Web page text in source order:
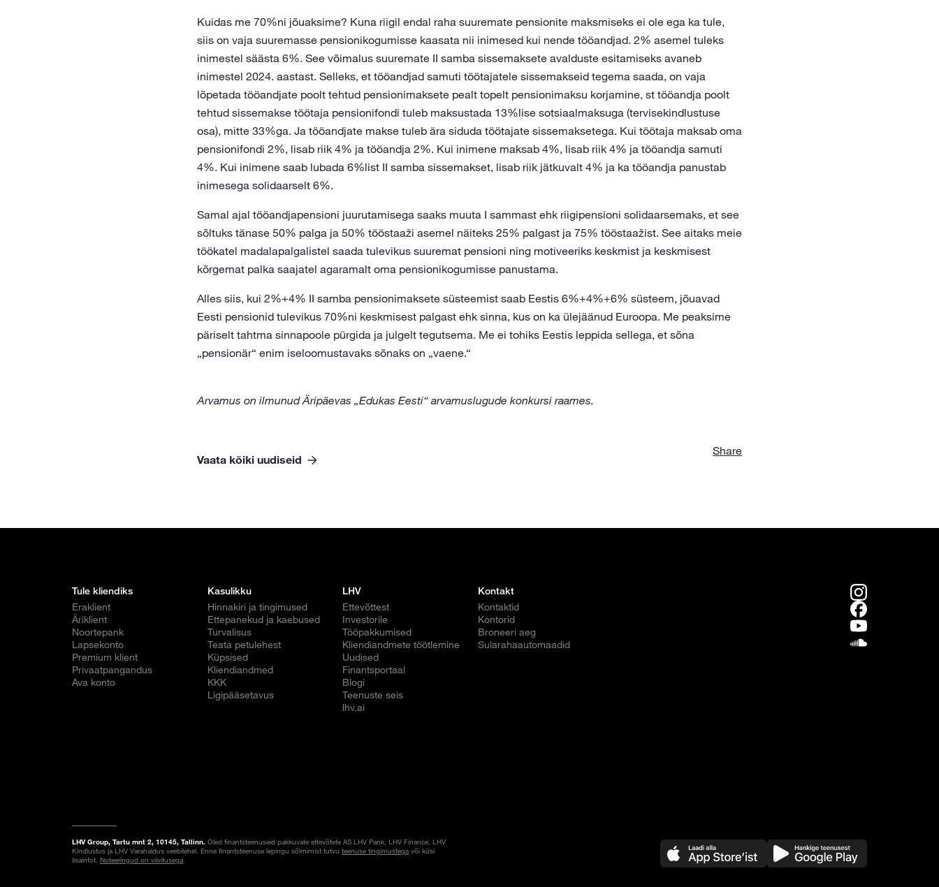
Kuidas me 70%ni jõuaksime? Kuna riigil endal raha suuremate pensionite maksmiseks ei ole ega ka tule,
siis on vaja suuremasse pensionikogumisse kaasata nii inimesed kui nende tööandjad. 2% asemel tuleks
inimestel säästa 6%. See võimalus suuremate II samba sissemaksete avalduste esitamiseks avaneb
inimestel 2024. aastast. Selleks, et tööandjad samuti töötajatele sissemakseid tegema saada, on vaja
lõpetada tööandjate poolt tehtud pensionimaksete pealt topelt pensionimaksu korjamine, st tööandja poolt
tehtud sissemakse töötaja pensionifondi tuleb maksustada 13%lise sotsiaalmaksuga (tervisekindlustuse
osa), mitte 33%ga. Ja tööandjate makse tuleb ära siduda töötajate sissemaksetega. Kui töötaja maksab oma
pensionifondi 2%, lisab riik 4% ja tööandja 2%. Kui inimene maksab 4%, lisab riik 4% ja tööandja samuti
4%. Kui inimene saab lubada 6%list II samba sissemakset, lisab riik jätkuvalt 4% ja ka tööandja panustab
inimesega solidaarselt 6%.
Samal ajal tööandjapensioni juurutamisega saaks muuta I sammast ehk riigipensioni solidaarsemaks, et see
sõltuks tänase 50% palga ja 50% tööstaaži asemel näiteks 25% palgast ja 75% tööstaažist. See aitaks meie
töökatel madalapalgalistel saada tulevikus suuremat pensioni ning motiveeriks keskmist ja keskmisest
kõrgemat palka saajatel agaramalt oma pensionikogumisse panustama.
Alles siis, kui 2%+4% II samba pensionimaksete süsteemist saab Eestis 6%+4%+6% süsteem, jõuavad
Eesti pensionid tulevikus 70%ni keskmisest palgast ehk sinna, kus on ka ülejäänud Euroopa. Me peaksime
päriselt tahtma sinnapoole pürgida ja julgelt tegutsema. Me ei tohiks Eestis leppida sellega, et sõna
„pensionär“ enim iseloomustavaks sõnaks on „vaene.“
Arvamus on ilmunud Äripäevas „Edukas Eesti“ arvamuslugude konkursi raames.
Share
Vaata kõiki uudiseid
Tule kliendiks
Eraklient
Äriklient
Noortepank
Lapsekonto
Premium klient
Privaatpangandus
Ava konto
Kasulikku
Hinnakiri ja tingimused
Ettepanekud ja kaebused
Turvalisus
Teata petulehest
Küpsised
Kliendiandmed
KKK
Ligipääsetavus
LHV
Ettevõttest
Investorile
Tööpakkumised
Kliendiandmete töötlemine
Uudised
Finantsportaal
Blogi
Teenuste seis
lhv.ai
Kontakt
Kontaktid
Kontorid
Broneeri aeg
Sularahaautomaadid
LHV Group, Tartu mnt 2, 10145, Tallinn. Oled finantsteenuseid pakkuvate ettevõtete AS LHV Pank, LHV Finance, LHV
Kindlustus ja LHV Varahaldus veebilehel. Enne finantsteenuse lepingu sõlmimist tutvu teenuse tingimustega või küsi
lisainfot. Noteeringud on viivitusega.